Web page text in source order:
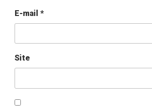
E-mail *
Site